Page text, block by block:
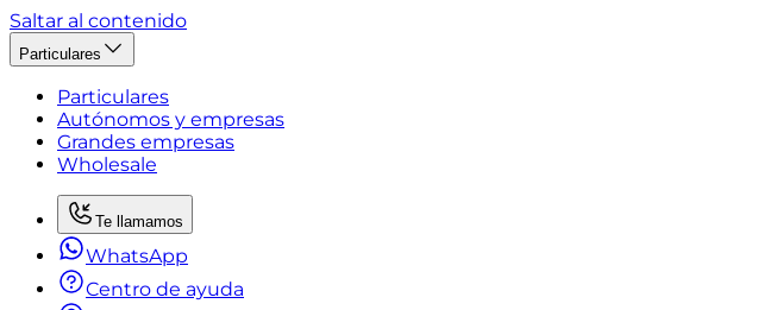
Saltar al contenido
Particulares
Particulares
Autónomos y empresas
Grandes empresas
Wholesale
Te llamamos
WhatsApp
Centro de ayuda